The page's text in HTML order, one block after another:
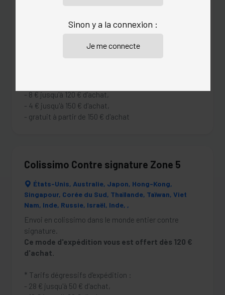
Ce mode d'expédition vous est offert dès 120 €
- 8 € jusqu'à 120 € d'achat,
- 4 € jusqu'à 150 € d'achat,
- gratuit à partir de 150 € d'achat
Colissimo Contre signature Zone 5
États-Unis, Australie, Japon, Hong-Kong,
Singapour, Corée du Sud, Thaïlande, Taïwan, Viet
Nam, Inde, Russie, Israël, Inde, ,
Envoi en colissimo dans le monde entier contre
signature.
Ce mode d'expédition vous est offert dès 120 €
d'achat.
* Tarifs dégressifs d'expédition :
- 28 € jusqu'à 50 € d'achat,
Sinon y a la connexion :